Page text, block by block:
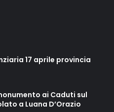
17 aprile provincia
ai Caduti sul
a Luana D’Orazio